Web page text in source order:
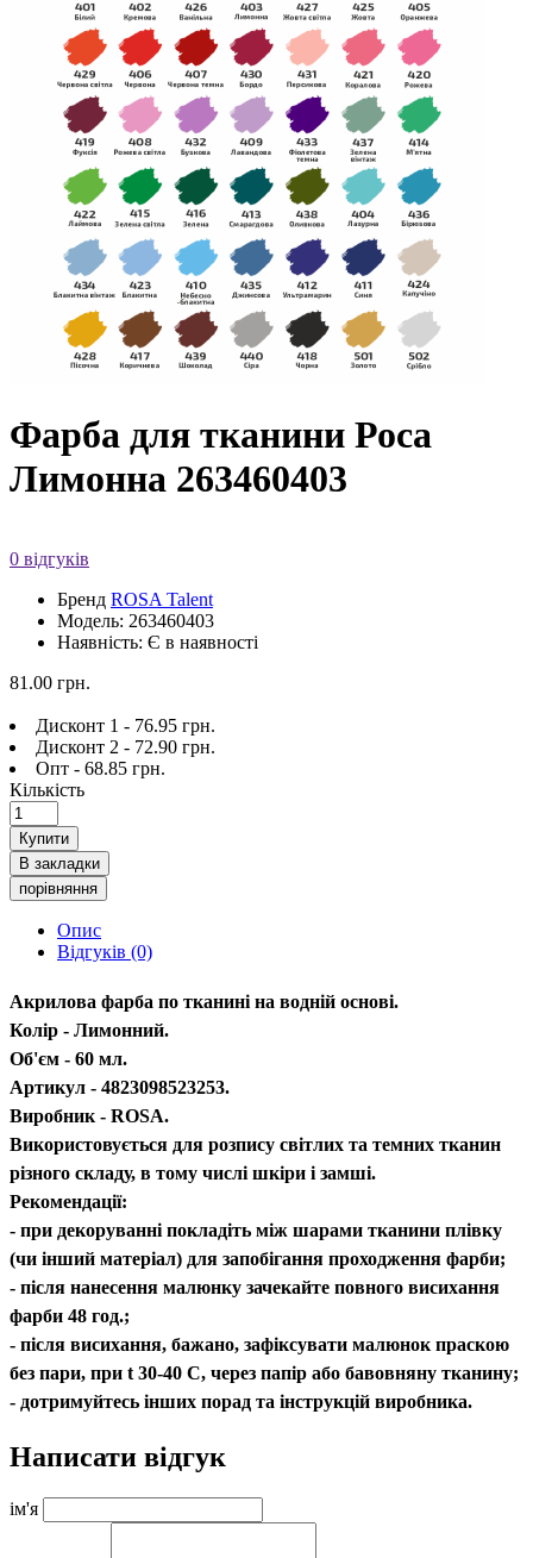
Фарба для тканини Роса
Лимонна 263460403
0 відгуків
Бренд ROSA Talent
Модель: 263460403
Наявність: Є в наявності
81.00 грн.
Дисконт 1 - 76.95 грн.
Дисконт 2 - 72.90 грн.
Опт - 68.85 грн.
Кількість
Купити
В закладки
порівняння
Опис
Відгуків (0)
Акрилова фарба по тканині на водній основі.
Колір - Лимонний.
Об'єм - 60 мл.
Артикул - 4823098523253.
Виробник - ROSA.
Використовується для розпису світлих та темних тканин
різного складу, в тому числі шкіри і замші.
Рекомендації:
- при декоруванні покладіть між шарами тканини плівку
(чи інший матеріал) для запобігання проходження фарби;
- після нанесення малюнку зачекайте повного висихання
фарби 48 год.;
- після висихання, бажано, зафіксувати малюнок праскою
без пари, при t 30-40 С, через папір або бавовняну тканину;
- дотримуйтесь інших порад та інструкцій виробника.
Написати відгук
ім'я